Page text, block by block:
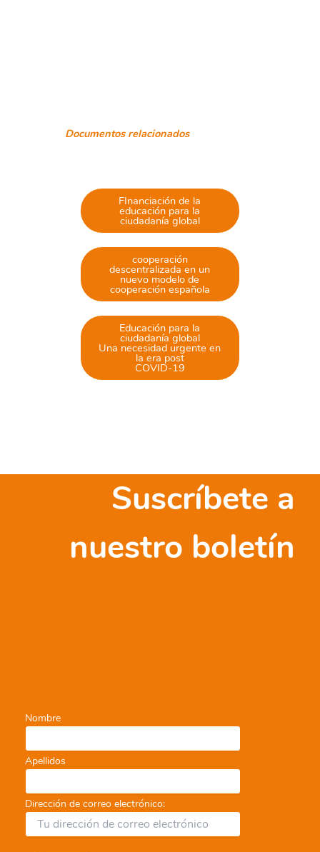
Documentos relacionados
FInanciación de la
educación para la
ciudadanía global
cooperación
descentralizada en un
nuevo modelo de
cooperación española
Educación para la
ciudadanía global
Una necesidad urgente en
la era post
COVID-19
Suscríbete a
nuestro boletín
Nombre
Apellidos
Dirección de correo electrónico: